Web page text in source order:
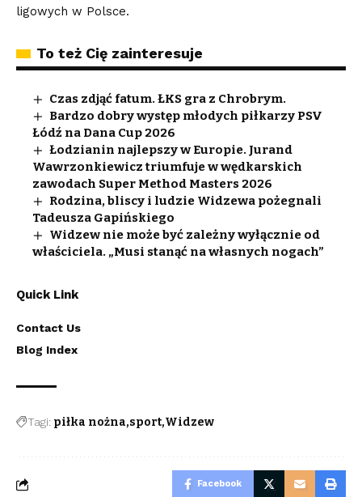
ligowych w Polsce.
To też Cię zainteresuje
Czas zdjąć fatum. ŁKS gra z Chrobrym.
Bardzo dobry występ młodych piłkarzy PSV
Łódź na Dana Cup 2026
Łodzianin najlepszy w Europie. Jurand
Wawrzonkiewicz triumfuje w wędkarskich
zawodach Super Method Masters 2026
Rodzina, bliscy i ludzie Widzewa pożegnali
Tadeusza Gapińskiego
Widzew nie może być zależny wyłącznie od
właściciela. „Musi stanąć na własnych nogach”
Quick Link
Contact Us
Blog Index
Tagi: piłka nożna sport Widzew
Facebook